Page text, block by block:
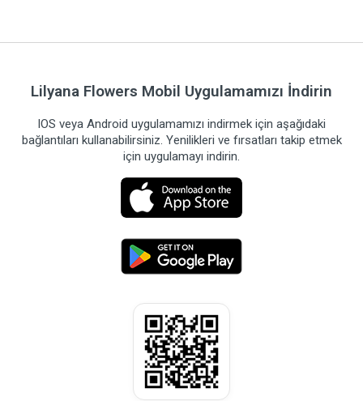
Lilyana Flowers Mobil Uygulamamızı İndirin
IOS veya Android uygulamamızı indirmek için aşağıdaki
bağlantıları kullanabilirsiniz. Yenilikleri ve fırsatları takip etmek
için uygulamayı indirin.